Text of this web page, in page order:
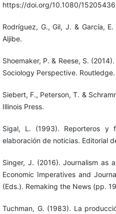
https://doi.org/10.1080/
Rodríguez, G., Gil, J. & García,
Aljibe.
Shoemaker, P. & Reese, S.
Sociology Perspective. Routledge.
Siebert, F., Peterson, T. &
Illinois Press.
Sigal, L. (1993). Reporteros y
elaboración de noticias. Editorial
Singer, J. (2016). Journalism as
Economic Imperatives and
(Eds.). Remaking the News (pp.
Tuchman, G. (1983). La